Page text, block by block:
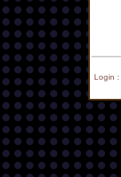
Login :